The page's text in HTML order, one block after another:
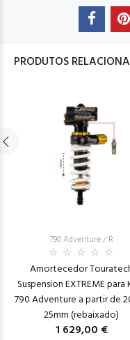
PRODUTOS
790 Adventure / R
Amortecedor
Suspension EXTREME para
790 Adventure a partir de
25mm (rebaixado)
1 629,00 €